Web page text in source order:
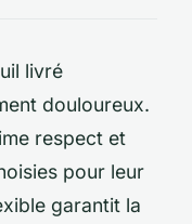
livré
douloureux.
respect et
pour leur
garantit la